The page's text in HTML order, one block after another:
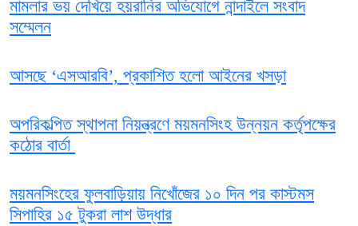
মামলার ভয় দেখিয়ে হয়রানির অভিযোগে নান্দাইলে সংবাদ
সম্মেলন
আসছে ‘এসআরবি’, প্রকাশিত হলো আইনের খসড়া
অপরিকল্পিত স্থাপনা নিয়ন্ত্রণে ময়মনসিংহ উন্নয়ন কর্তৃপক্ষের
কঠোর বার্তা
ময়মনসিংহের ফুলবাড়িয়ায় নিখোঁজের ১০ দিন পর কাস্টমস
সিপাহির ১৫ টুকরা লাশ উদ্ধার